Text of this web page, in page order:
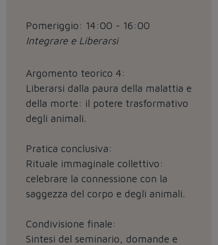
Pomeriggio: 14:00 - 16:00
Integrare e Liberarsi
Argomento teorico 4:
Liberarsi dalla paura della malattia e
della morte: il potere trasformativo
degli animali.
Pratica conclusiva:
Rituale immaginale collettivo:
celebrare la connessione con la
saggezza del corpo e degli animali.
Condivisione finale:
Sintesi del seminario, domande e